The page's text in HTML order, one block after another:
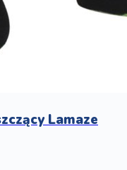
Lamaze